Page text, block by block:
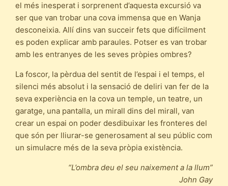
el més inesperat i sorprenent d’aquesta excursió va
ser que van trobar una cova immensa que en Wanja
desconeixia. Allí dins van succeir fets que difícilment
es poden explicar amb paraules. Potser es van trobar
amb les entranyes de les seves pròpies ombres?
La foscor, la pèrdua del sentit de l’espai i el temps, el
silenci més absolut i la sensació de deliri van fer de la
seva experiència en la cova un temple, un teatre, un
garatge, una pantalla, un mirall dins del mirall, van
crear un espai on poder desdibuixar les fronteres del
que són per lliurar-se generosament al seu públic com
un simulacre més de la seva pròpia existència.
“L’ombra deu el seu naixement a la llum”
John Gay